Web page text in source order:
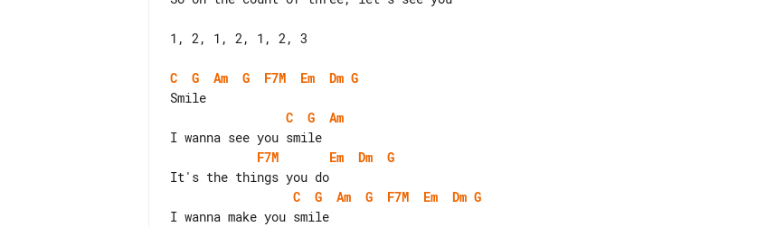
1, 2, 1, 2, 1, 2, 3
C G Am G F7M Em Dm G
C
G
Am
F7M
Em Dm
G
C
G Am G F7M Em Dm G